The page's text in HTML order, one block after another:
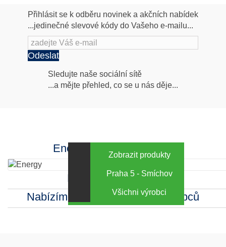
Přihlásit se k odběru novinek a akčních nabídek
...jedinečné slevové kódy do Vašeho e-mailu...
Odeslat
Následujte
Sledujte naše sociální sítě
...a mějte přehled, co se u nás děje...
Energy za výhodné ceny
Zobrazit produkty
Kamenná prodejna
Praha 5 - Smíchov
Nabízíme sortiment mnoha výrobců
Všichni výrobci